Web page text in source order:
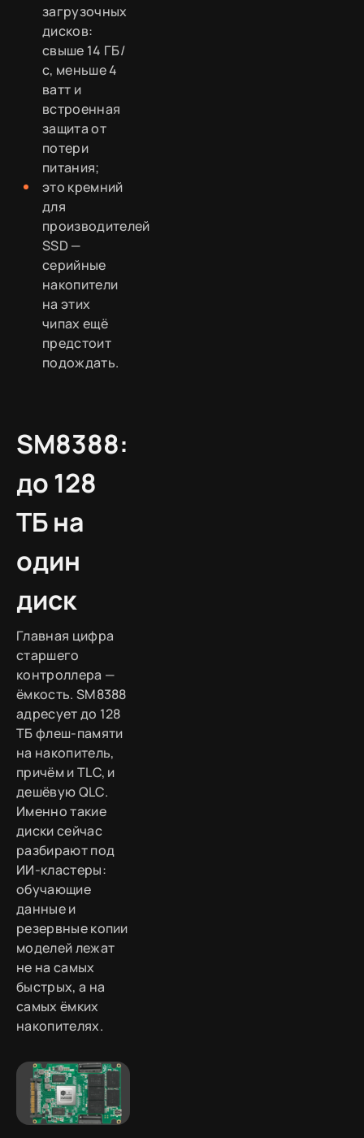
загрузочных
дисков:
свыше 14 ГБ/
с, меньше 4
ватт и
встроенная
защита от
потери
питания;
это кремний
для
производителей
SSD —
серийные
накопители
на этих
чипах ещё
предстоит
подождать.
SM8388:
до 128
ТБ на
один
диск
Главная цифра
старшего
контроллера —
ёмкость. SM8388
адресует до 128
ТБ флеш-памяти
на накопитель,
причём и TLC, и
дешёвую QLC.
Именно такие
диски сейчас
разбирают под
ИИ-кластеры:
обучающие
данные и
резервные копии
моделей лежат
не на самых
быстрых, а на
самых ёмких
накопителях.